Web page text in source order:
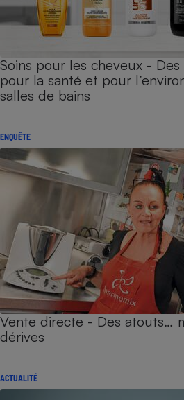
Soins pour les cheveux -
pour la santé et pour
salles de bains
ENQUÊTE
Vente directe - Des atouts…
dérives
ACTUALITÉ